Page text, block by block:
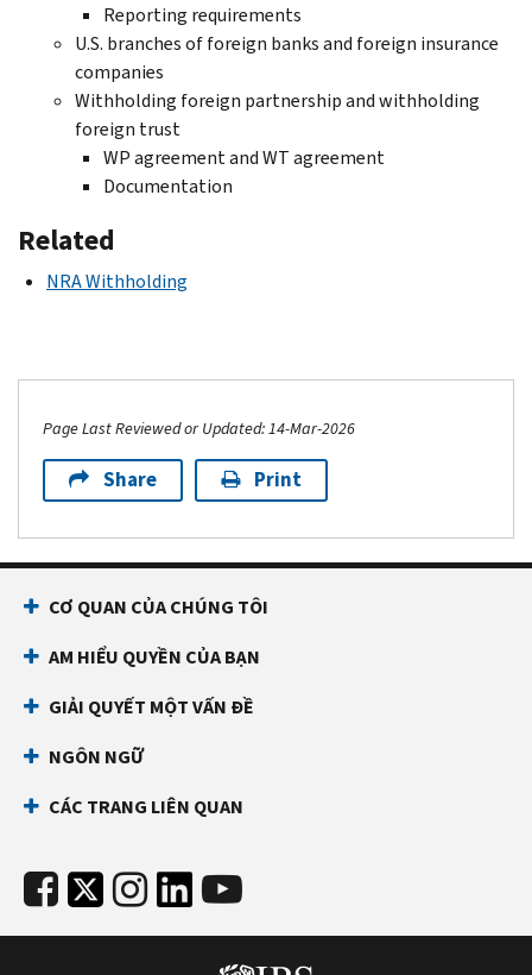
Reporting requirements
U.S. branches of foreign banks and foreign insurance
companies
Withholding foreign partnership and withholding
foreign trust
WP agreement and WT agreement
Documentation
Related
NRA Withholding
Page Last Reviewed or Updated: 14-Mar-2026
Share Print
CƠ QUAN CỦA CHÚNG TÔI
AM HIỂU QUYỀN CỦA BẠN
GIẢI QUYẾT MỘT VẤN ĐỀ
NGÔN NGỮ
CÁC TRANG LIÊN QUAN